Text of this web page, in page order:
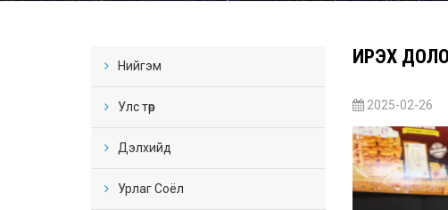
Нийгэм
Улс төр
Дэлхийд
Урлаг Соёл
ИРЭХ
2025-02-26